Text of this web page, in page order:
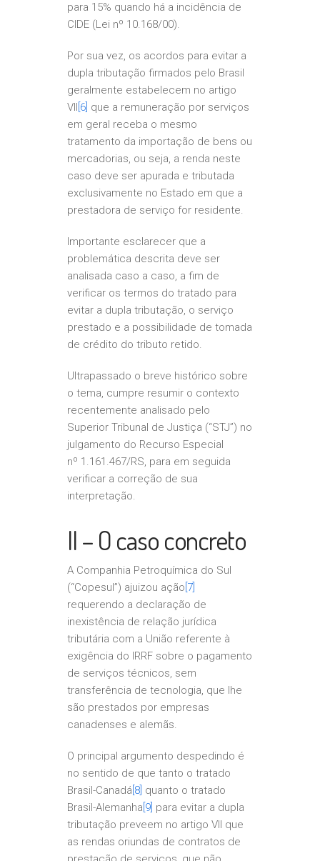
para 15% quando há a incidência de
CIDE (Lei nº 10.168/00).
Por sua vez, os acordos para evitar a
dupla tributação firmados pelo Brasil
geralmente estabelecem no artigo
VII [6] que a remuneração por serviços
em geral receba o mesmo
tratamento da importação de bens ou
mercadorias, ou seja, a renda neste
caso deve ser apurada e tributada
exclusivamente no Estado em que a
prestadora de serviço for residente.
Importante esclarecer que a
problemática descrita deve ser
analisada caso a caso, a fim de
verificar os termos do tratado para
evitar a dupla tributação, o serviço
prestado e a possibilidade de tomada
de crédito do tributo retido.
Ultrapassado o breve histórico sobre
o tema, cumpre resumir o contexto
recentemente analisado pelo
Superior Tribunal de Justiça (“STJ”) no
julgamento do Recurso Especial
nº 1.161.467/RS, para em seguida
verificar a correção de sua
interpretação.
II – O caso concreto
A Companhia Petroquímica do Sul
(“Copesul”) ajuizou ação [7]
requerendo a declaração de
inexistência de relação jurídica
tributária com a União referente à
exigência do IRRF sobre o pagamento
de serviços técnicos, sem
transferência de tecnologia, que lhe
são prestados por empresas
canadenses e alemãs.
O principal argumento despedindo é
no sentido de que tanto o tratado
Brasil-Canadá [8] quanto o tratado
Brasil-Alemanha [9] para evitar a dupla
tributação preveem no artigo VII que
as rendas oriundas de contratos de